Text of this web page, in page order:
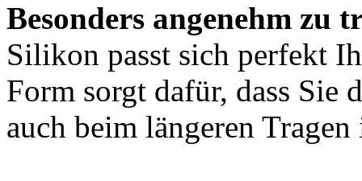
Besonders angenehm zu
Silikon passt sich perfekt
Form sorgt dafür, dass Sie
auch beim längeren